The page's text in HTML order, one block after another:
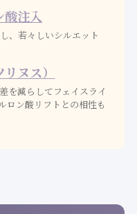
酸注入
、若々しいシルエット
ヌス）
を減らしてフェイスライ
ロン酸リフトとの相性も